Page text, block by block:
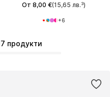
От 8,00 €(15,65 лв.³)
+6
продукти